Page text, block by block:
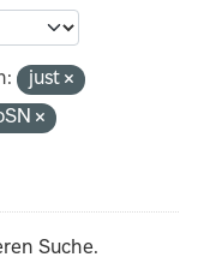
just
Suche.